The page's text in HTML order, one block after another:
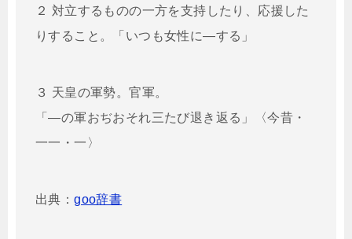
２ 対立するものの一方を支持したり、応援した
りすること。「いつも女性に―する」
３ 天皇の軍勢。官軍。
「―の軍おぢおそれ三たび退き返る」〈今昔・
一一・一〉
出典：goo辞書